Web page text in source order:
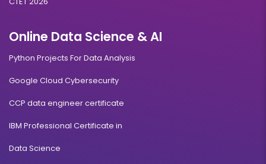
Online Data Science & AI
Python Projects For Data Analysis
Google Cloud Cybersecurity
CCP data engineer certificate
IBM Professional Certificate in
Data Science